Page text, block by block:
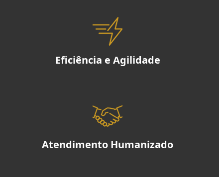
Eficiência e Agilidade
Atendimento Humanizado